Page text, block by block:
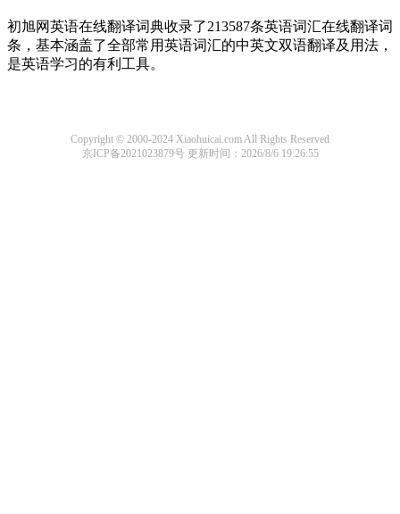
初旭网英语在线翻译词典收录了213587条英语词汇在线翻译词
条，基本涵盖了全部常用英语词汇的中英文双语翻译及用法，
是英语学习的有利工具。
Copyright © 2000-2024 Xiaohuicai.com All Rights Reserved
京ICP备2021023879号更新时间：2026/8/6 19:26:55